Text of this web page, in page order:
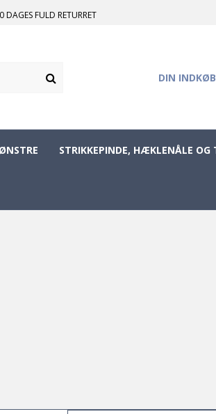
DAGES FULD RETURRET
DIN
STRIKKEPINDE, HÆKLENÅLE OG